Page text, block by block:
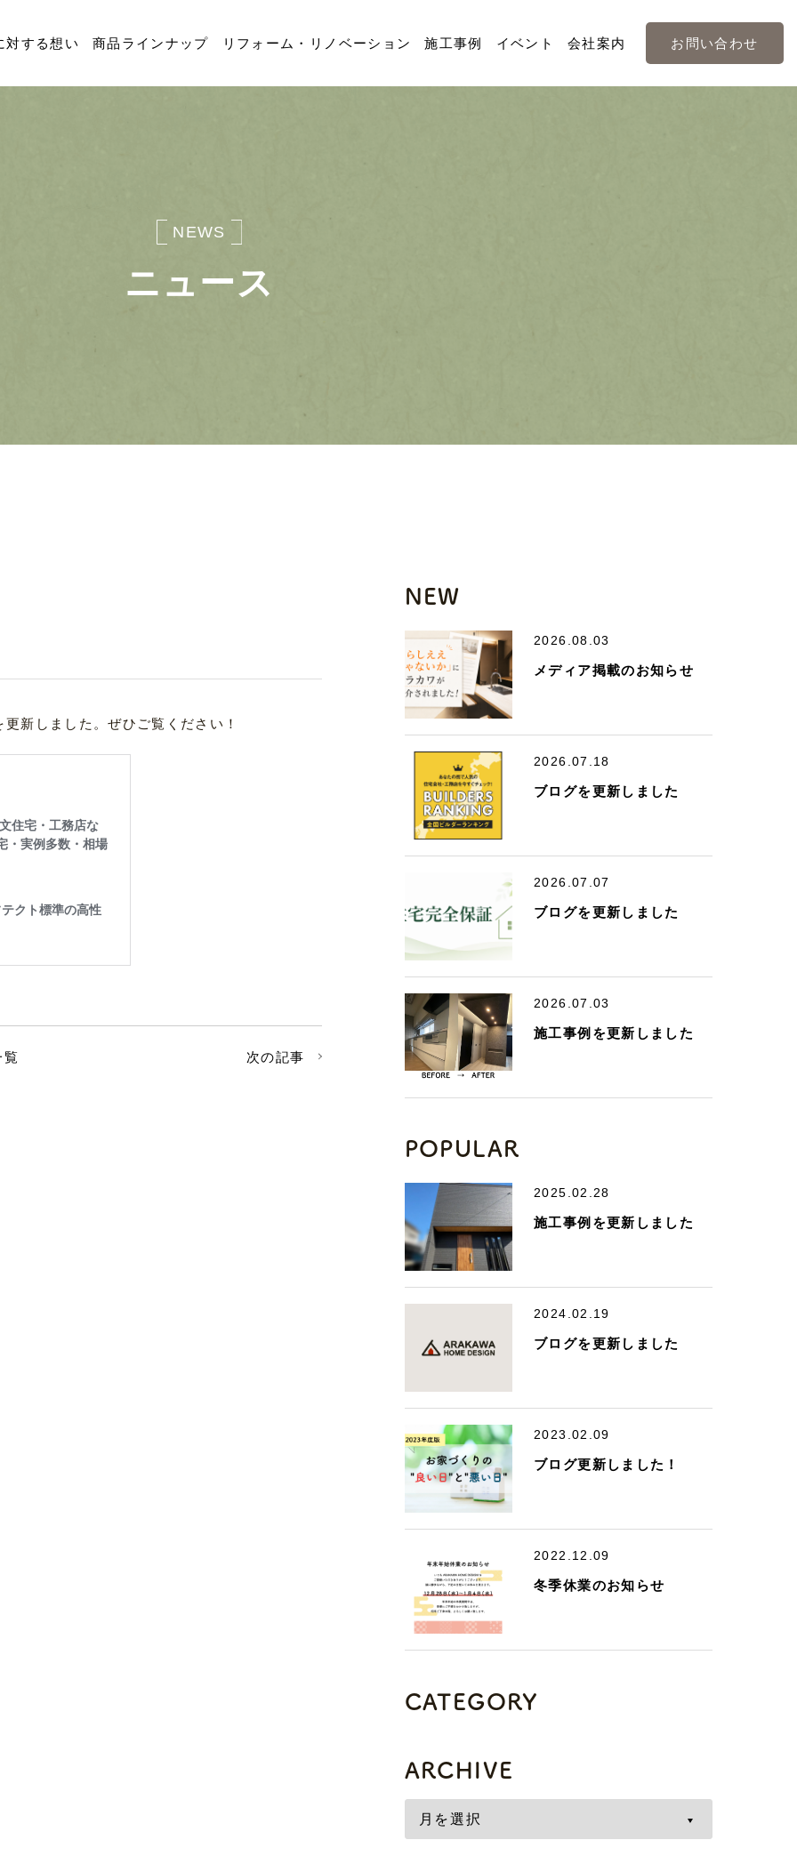
対する想い 商品ラインナップ リフォーム・リノベーション 施工事例 イベント 会社案内 お問い合わせ
NEWS
ニュース
新しました。ぜひご覧ください！
覧 次の記事
NEW
2026.08.03
メディア掲載のお知らせ
2026.07.18
ブログを更新しました
2026.07.07
ブログを更新しました
2026.07.03
施工事例を更新しました
POPULAR
2025.02.28
施工事例を更新しました
2024.02.19
ブログを更新しました
2023.02.09
ブログ更新しました！
2022.12.09
冬季休業のお知らせ
CATEGORY
ARCHIVE